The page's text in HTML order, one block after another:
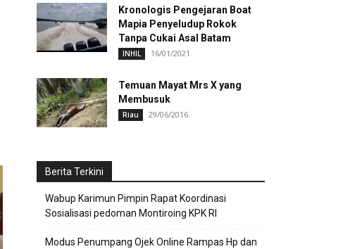
Kronologis Pengejaran Boat
Mapia Penyeludup Rokok
Tanpa Cukai Asal Batam
INHIL 16/01/2021
Temuan Mayat Mrs X yang
Membusuk
Riau 29/06/2016
Berita Terkini
Wabup Karimun Pimpin Rapat Koordinasi
Sosialisasi pedoman Montiroing KPK RI
Modus Penumpang Ojek Online Rampas Hp dan